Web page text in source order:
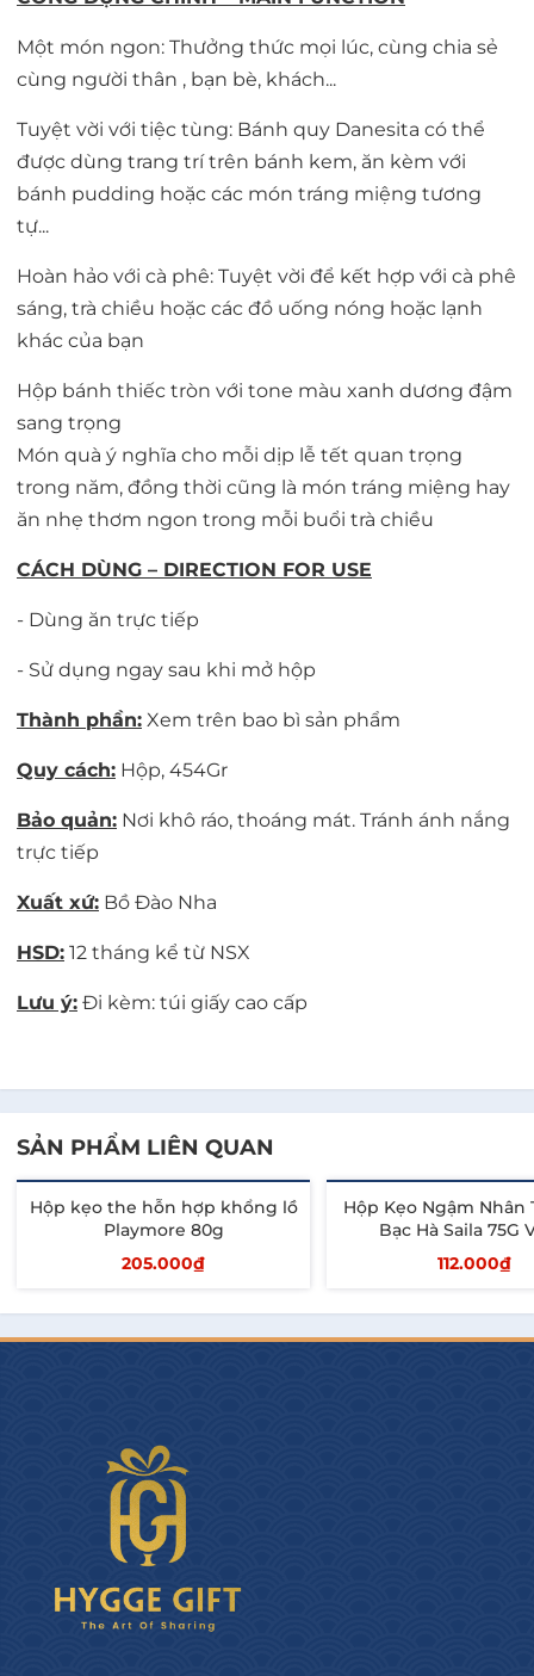
Một món ngon: Thưởng thức mọi lúc, cùng chia sẻ
cùng người thân , bạn bè, khách...
Tuyệt vời với tiệc tùng: Bánh quy Danesita có thể
được dùng trang trí trên bánh kem, ăn kèm với
bánh pudding hoặc các món tráng miệng tương
tự...
Hoàn hảo với cà phê: Tuyệt vời để kết hợp với cà phê
sáng, trà chiều hoặc các đồ uống nóng hoặc lạnh
khác của bạn
Hộp bánh thiếc tròn với tone màu xanh dương đậm
sang trọng
Món quà ý nghĩa cho mỗi dịp lễ tết quan trọng
trong năm, đồng thời cũng là món tráng miệng hay
ăn nhẹ thơm ngon trong mỗi buổi trà chiều
CÁCH DÙNG – DIRECTION FOR USE
- Dùng ăn trực tiếp
- Sử dụng ngay sau khi mở hộp
Thành phần: Xem trên bao bì sản phẩm
Quy cách: Hộp, 454Gr
Bảo quản: Nơi khô ráo, thoáng mát. Tránh ánh nắng
trực tiếp
Xuất xứ: Bồ Đào Nha
HSD: 12 tháng kể từ NSX
Lưu ý: Đi kèm: túi giấy cao cấp
SẢN PHẨM LIÊN QUAN
Hộp kẹo the hỗn hợp khổng lồ
Playmore 80g
205.000₫
Thêm vào giỏ
Hộp Kẹo Ngậm Nhân
Bạc Hà Saila 75G
112.000₫
Thêm vào giỏ